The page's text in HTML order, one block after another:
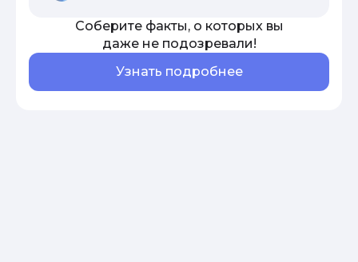
Соберите факты, о которых вы
даже не подозревали!
Узнать подробнее